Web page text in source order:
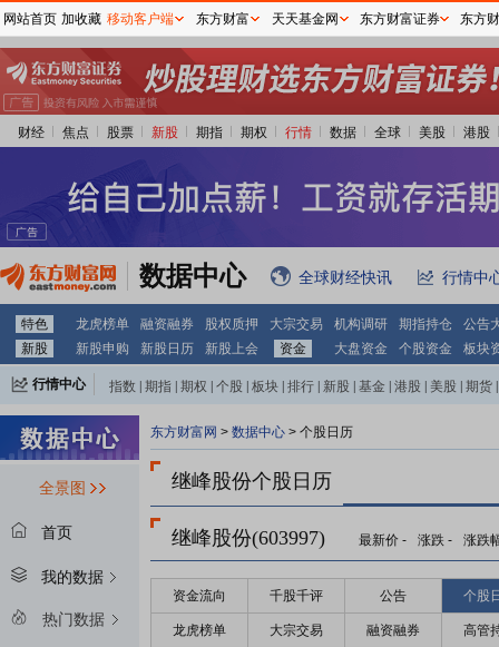
财经 焦点 股票 新股 期指 期权 行情 数据 全球 美股 港股
数据中心 全球财经快讯 行情中
特色 龙虎榜单 融资融券 股权质押 大宗交易 机构调研 期指持仓
公告
新股
新股申购 新股日历 新股上会 资金 大盘资金 个股资金 板块
行情中心 指数 期指 期权 个股 板块 排行 新股 基金 港股 美股 期货
全景图
首页
我的数据
热门数据
东方财富网 > 数据中心 > 个股日历
继峰股份个股日历
继峰股份(603997) 最新价 - 涨跌 - 涨跌
资金流向 千股千评 公告 个股
龙虎榜单 大宗交易 融资融券 高管
2026-08-15
2026-08-08
股权质押：Wing Sing
股，占所持股比例为60.59%，
公告：2026年08月08日发布《
及再质押的公告》
网站首页 加收藏 移动客户端 东方财富 天天基金网 东方财富证券 东方